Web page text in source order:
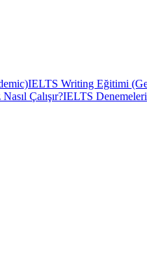
IELTS Writing Eğitimi
Çalışır?IELTS Denemeleri